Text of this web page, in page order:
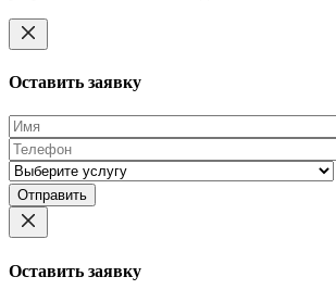
Оставить заявку
Оставьте
это
поле
Оставить заявку